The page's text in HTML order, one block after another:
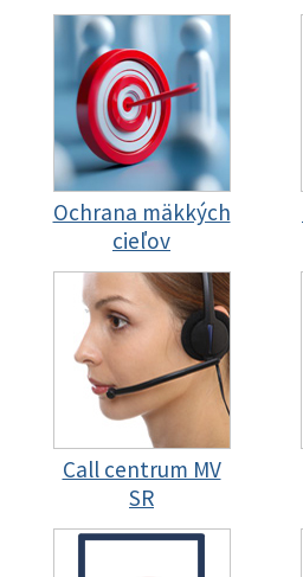
Ochrana mäkkých
cieľov
Call centrum MV
SR